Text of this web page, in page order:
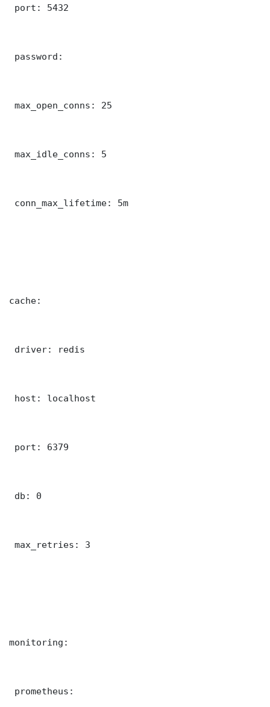
port: 5432
password:
max_open_conns: 25
max_idle_conns: 5
conn_max_lifetime: 5m
cache:
driver: redis
host: localhost
port: 6379
db: 0
max_retries: 3
monitoring:
prometheus: